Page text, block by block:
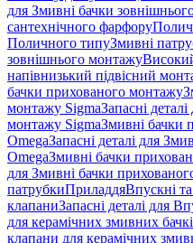
для Змивні бачки
сантехнічного фарфору
Поличного типуЗмивні
зовнішнього монтажу
напівнизький підвісний
бачки прихованого монтажу
монтажу SigmaЗапасні
монтажу SigmaЗмивні бачки
OmegaЗапасні деталі для
OmegaЗмивні бачки
для Змивні бачки
патрубкиПриладдяВпускні
клапаниЗапасні деталі для
для керамічних змивних
клапани для керамічних